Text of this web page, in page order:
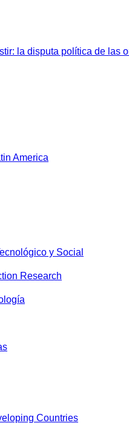
la disputa política de las
America
y Social
Research
Countries